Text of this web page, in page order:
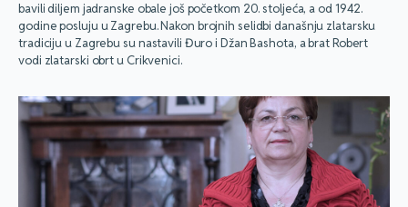
bavili diljem jadranske obale još početkom 20. stoljeća, a od 1942.
godine posluju u Zagrebu. Nakon brojnih selidbi današnju zlatarsku
tradiciju u Zagrebu su nastavili Đuro i Džan Bashota, a brat Robert
vodi zlatarski obrt u Crikvenici.